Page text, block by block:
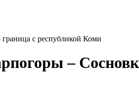
с республикой Коми
–